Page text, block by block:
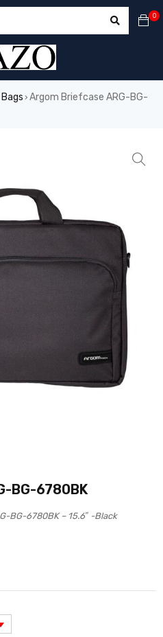
0
Bags › Argom Briefcase ARG-BG-
BG-6780BK
BG-6780BK – 15.6″ -Black